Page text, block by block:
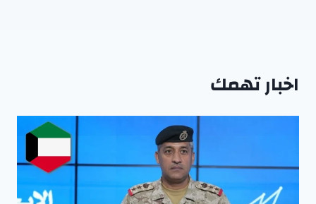
اخبار تهمك